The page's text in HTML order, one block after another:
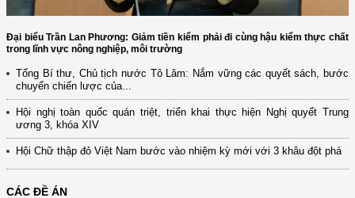
Đại biểu Trần Lan Phương: Giảm tiền kiểm phải đi cùng hậu kiểm thực chất
trong lĩnh vực nông nghiệp, môi trường
Tổng Bí thư, Chủ tịch nước Tô Lâm: Nắm vững các quyết sách, bước
chuyển chiến lược của...
Hội nghị toàn quốc quán triệt, triển khai thực hiện Nghị quyết Trung
ương 3, khóa XIV
Hội Chữ thập đỏ Việt Nam bước vào nhiệm kỳ mới với 3 khâu đột phá
CÁC ĐỀ ÁN